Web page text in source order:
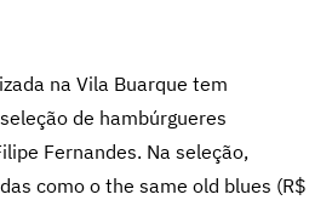
na Vila Buarque tem
de hambúrgueres
Fernandes. Na seleção,
como o the same old blues (R$